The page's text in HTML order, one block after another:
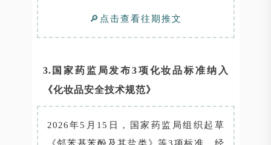
🔎点击查看往期推文
3.国家药监局发布3项化妆品标准纳入
《化妆品安全技术规范》
2026年5月15日，国家药监局组织起草